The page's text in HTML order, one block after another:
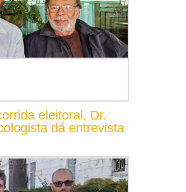
eleitoral, Dr.
dá entrevista